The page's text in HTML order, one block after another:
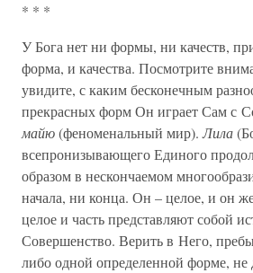
* * *
У Бога нет ни формы, ни качеств,
форма, и качества. Посмотрите
увидите, с каким бесконечным
прекрасных форм Он играет Сам с
майю(феноменальный мир).Лила
всепронизывающего Единого
образом в нескончаемом
начала, ни конца. Он – целое, и он
целое и часть представляют собой
Совершенство. Верить в Него,
либо одной определенной форме,